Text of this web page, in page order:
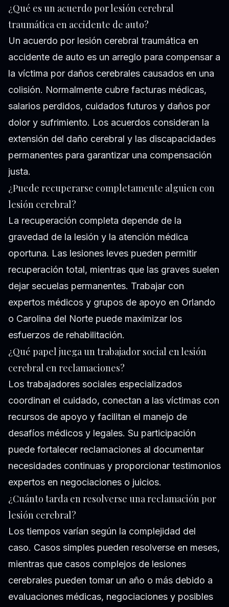
¿Qué es un acuerdo por lesión cerebral
traumática en accidente de auto?
Un acuerdo por lesión cerebral traumática en
accidente de auto es un arreglo para compensar a
la víctima por daños cerebrales causados en una
colisión. Normalmente cubre facturas médicas,
salarios perdidos, cuidados futuros y daños por
dolor y sufrimiento. Los acuerdos consideran la
extensión del daño cerebral y las discapacidades
permanentes para garantizar una compensación
justa.
¿Puede recuperarse completamente alguien con
lesión cerebral?
La recuperación completa depende de la
gravedad de la lesión y la atención médica
oportuna. Las lesiones leves pueden permitir
recuperación total, mientras que las graves suelen
dejar secuelas permanentes. Trabajar con
expertos médicos y grupos de apoyo en Orlando
o Carolina del Norte puede maximizar los
esfuerzos de rehabilitación.
¿Qué papel juega un trabajador social en lesión
cerebral en reclamaciones?
Los trabajadores sociales especializados
coordinan el cuidado, conectan a las víctimas con
recursos de apoyo y facilitan el manejo de
desafíos médicos y legales. Su participación
puede fortalecer reclamaciones al documentar
necesidades continuas y proporcionar testimonios
expertos en negociaciones o juicios.
¿Cuánto tarda en resolverse una reclamación por
lesión cerebral?
Los tiempos varían según la complejidad del
caso. Casos simples pueden resolverse en meses,
mientras que casos complejos de lesiones
cerebrales pueden tomar un año o más debido a
evaluaciones médicas, negociaciones y posibles